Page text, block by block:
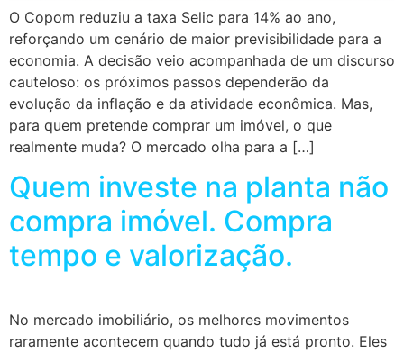
O Copom reduziu a taxa Selic para 14% ao ano,
reforçando um cenário de maior previsibilidade para a
economia. A decisão veio acompanhada de um discurso
cauteloso: os próximos passos dependerão da
evolução da inflação e da atividade econômica. Mas,
para quem pretende comprar um imóvel, o que
realmente muda? O mercado olha para a […]
Quem investe na planta não
compra imóvel. Compra
tempo e valorização.
No mercado imobiliário, os melhores movimentos
raramente acontecem quando tudo já está pronto. Eles